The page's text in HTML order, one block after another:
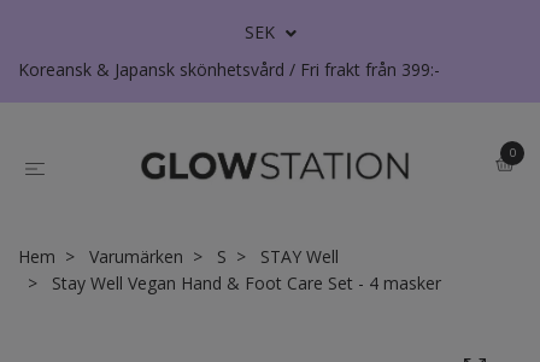
SEK
Koreansk & Japansk skönhetsvård / Fri frakt från 399:-
0
Hem Varumärken S
STAY Well
Stay Well Vegan Hand & Foot Care Set - 4 masker